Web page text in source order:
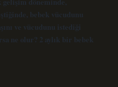
bebek vücudunu
ve vücudunu istediği
ne olur? 2 aylık bir bebek